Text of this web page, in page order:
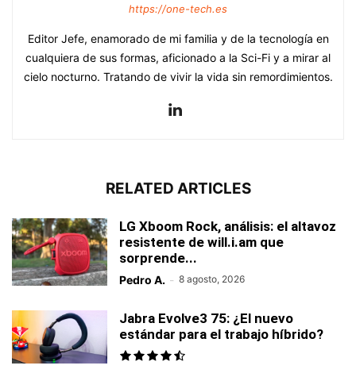
https://one-tech.es
Editor Jefe, enamorado de mi familia y de la tecnología en
cualquiera de sus formas, aficionado a la Sci-Fi y a mirar al
cielo nocturno. Tratando de vivir la vida sin remordimientos.
RELATED ARTICLES
LG Xboom Rock, análisis: el altavoz
resistente de will.i.am que
sorprende...
Pedro A. - 8 agosto, 2026
Jabra Evolve3 75: ¿El nuevo
estándar para el trabajo híbrido?